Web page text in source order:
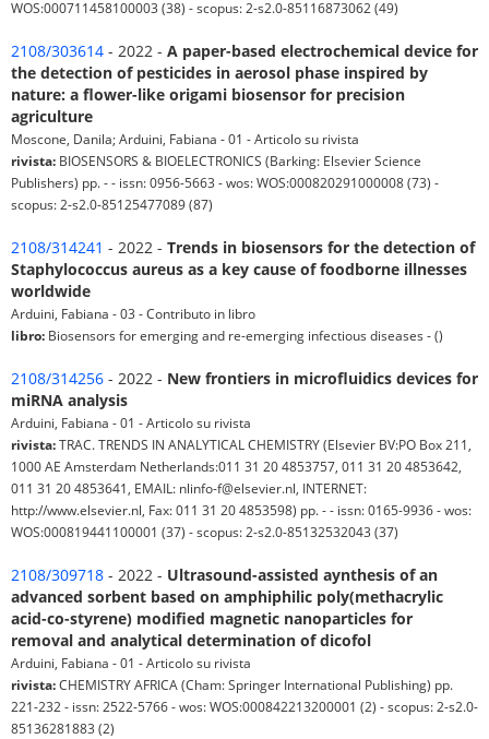
WOS:000711458100003 (38) - scopus: 2-s2.0-85116873062 (49)
2108/303614 - 2022 - A paper-based electrochemical device for
the detection of pesticides in aerosol phase inspired by
nature: a flower-like origami biosensor for precision
agriculture
Moscone, Danila; Arduini, Fabiana - 01 - Articolo su rivista
rivista: BIOSENSORS & BIOELECTRONICS (Barking: Elsevier Science
Publishers) pp. - - issn: 0956-5663 - wos: WOS:000820291000008 (73) -
scopus: 2-s2.0-85125477089 (87)
2108/314241 - 2022 - Trends in biosensors for the detection of
Staphylococcus aureus as a key cause of foodborne illnesses
worldwide
Arduini, Fabiana - 03 - Contributo in libro
libro: Biosensors for emerging and re-emerging infectious diseases - ()
2108/314256 - 2022 - New frontiers in microfluidics devices for
miRNA analysis
Arduini, Fabiana - 01 - Articolo su rivista
rivista:TRAC. TRENDS IN ANALYTICAL CHEMISTRY (Elsevier BV:PO Box 211,
1000 AE Amsterdam Netherlands:011 31 20 4853757, 011 31 20 4853642,
011 31 20 4853641, EMAIL: nlinfo-f@elsevier.nl, INTERNET:
http://www.elsevier.nl, Fax: 011 31 20 4853598) pp. - - issn: 0165-9936 - wos:
WOS:000819441100001 (37) - scopus: 2-s2.0-85132532043 (37)
2108/309718 - 2022 - Ultrasound-assisted aynthesis of an
advanced sorbent based on amphiphilic poly(methacrylic
acid-co-styrene) modified magnetic nanoparticles for
removal and analytical determination of dicofol
Arduini, Fabiana - 01 - Articolo su rivista
rivista:CHEMISTRY AFRICA (Cham: Springer International Publishing) pp.
221-232 - issn: 2522-5766 - wos: WOS:000842213200001 (2) - scopus: 2-s2.0-
85136281883 (2)